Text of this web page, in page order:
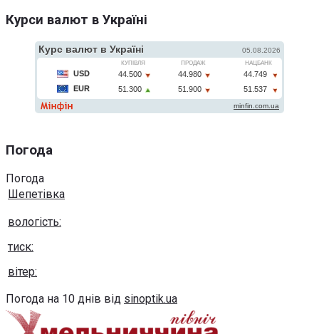
Курси валют в Україні
Погода
Погода
Шепетівка
вологість:
тиск:
вітер:
Погода на 10 днів від sinoptik.ua